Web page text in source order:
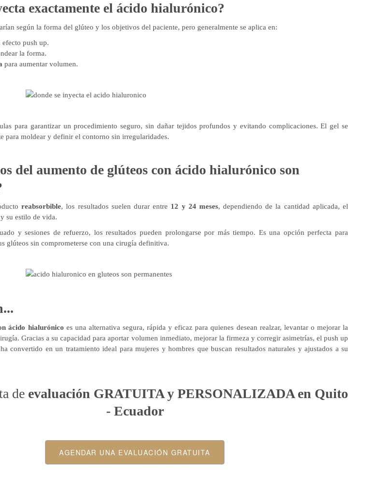
exactamente el ácido hialurónico?
según la forma del glúteo y los objetivos del paciente, pero generalmente se aplica en:
efecto push up.
la forma.
para aumentar volumen.
para garantizar un procedimiento seguro, sin dañar tejidos profundos y evitando complicaciones. El gel se
para moldear y definir el contorno sin irregularidades.
del aumento de glúteos con ácido hialurónico son
reabsorbible, los resultados suelen durar entre 12 y 24 meses, dependiendo de la cantidad aplicada, el
su estilo de vida.
y sesiones de refuerzo, los resultados pueden prolongarse por más tiempo. Es una opción perfecta para
glúteos sin comprometerse con una cirugía definitiva.
ácido hialurónico es una alternativa segura, rápida y eficaz para quienes desean realzar, levantar o mejorar la
Gracias a su capacidad para aportar volumen inmediato, mejorar la firmeza y corregir asimetrías, el push up
convertido en un tratamiento ideal para mujeres y hombres que buscan resultados naturales y ajustados a su
de evaluación GRATUITA y PERSONALIZADA en Quito
- Ecuador
AGENDAR UNA EVALUACIÓN GRATUITA